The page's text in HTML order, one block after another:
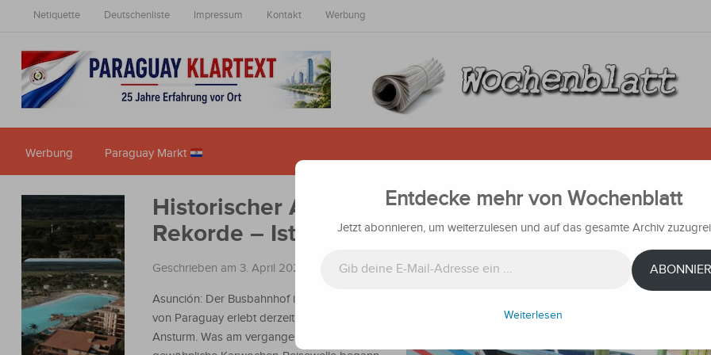
Netiquette Deutschenliste Impressum Kontakt Werbung
Werbung Paraguay Markt
Historischer Ansturm: Das Terminal Asunción bricht
Rekorde – Ist der teure Sprit schuld?
Geschrieben am 3. April 2026 Nachrichten
Asunción: Der Busbahnhof in der Hauptstadt
von Paraguay erlebt derzeit einen historischen
Ansturm. Was am vergangenen Freitag als
Entdecke mehr von Wochenblatt
Jetzt abonnieren, um weiterzulesen und auf das gesamte Archiv
Weiterlesen